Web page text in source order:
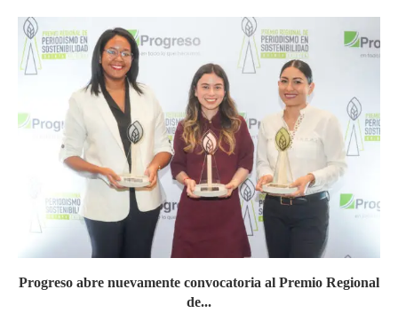
Progreso abre nuevamente convocatoria al Premio Regional
de...